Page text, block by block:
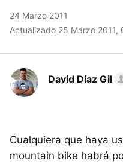
24 Marzo 2011
Actualizado 25 Marzo 2011,
David Díaz Gil
Cualquiera que haya
mountain bike habrá